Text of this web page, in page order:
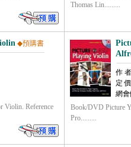
Thomas Lin.........
◆預購書
Violin. Reference
作 者
定
網會
Book/DVD Picture
Pro.........